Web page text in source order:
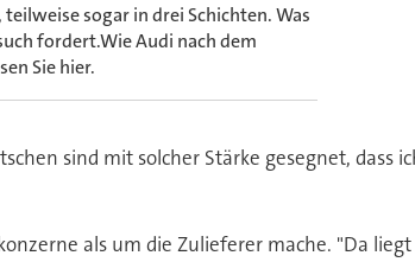
sogar in drei Schichten. Was
fordert.Wie Audi nach dem
Sie hier.
sind mit solcher Stärke gesegnet, dass
als um die Zulieferer mache. "Da